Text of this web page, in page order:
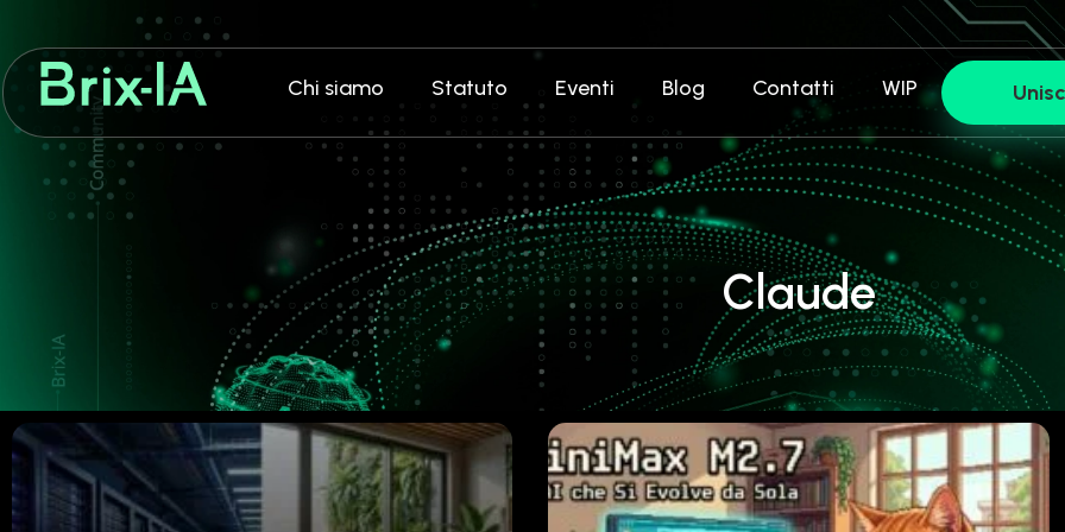
Chi siamo Statuto Eventi Blog Contatti WIP
Claude